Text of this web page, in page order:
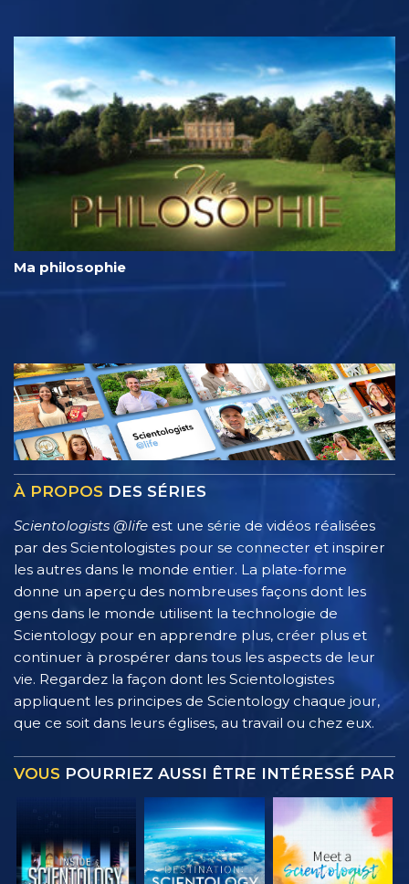
Ma philosophie
À PROPOS DES SÉRIES
Scientologists @life est une série de vidéos réalisées
par des Scientologistes pour se connecter et inspirer
les autres dans le monde entier. La plate-forme
donne un aperçu des nombreuses façons dont les
gens dans le monde utilisent la technologie de
Scientology pour en apprendre plus, créer plus et
continuer à prospérer dans tous les aspects de leur
vie. Regardez la façon dont les Scientologistes
appliquent les principes de Scientology chaque jour,
que ce soit dans leurs églises, au travail ou chez eux.
VOUS POURRIEZ AUSSI ÊTRE INTÉRESSÉ PAR